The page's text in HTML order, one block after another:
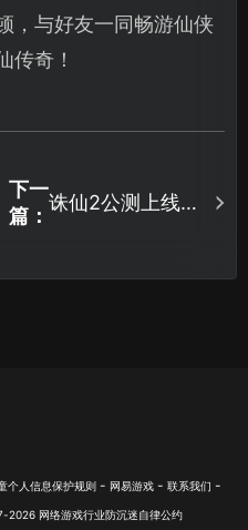
，与好友一同畅游仙侠
传奇！
下一
篇：
诛仙2公测上线了
个人信息保护规则 - 网易游戏 - 联系我们 -
2026 网络游戏行业防沉迷自律公约